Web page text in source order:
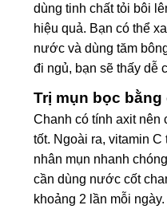
dùng tinh chất tỏi bôi
hiệu quả. Bạn có thể
nước và dùng tăm
đi ngủ, bạn sẽ thấy dễ
Trị mụn bọc
Chanh có tính axit nên
tốt. Ngoài ra,vitamin C
nhân mụn nhanh
cần dùng nước cốt
khoảng 2 lần mỗi